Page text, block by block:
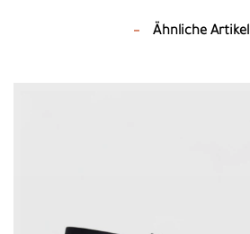
Ähnliche Artikel